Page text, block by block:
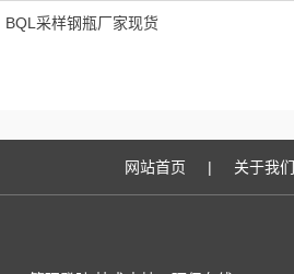
BQL采样钢瓶厂家现货
网站首页 | 关于我们